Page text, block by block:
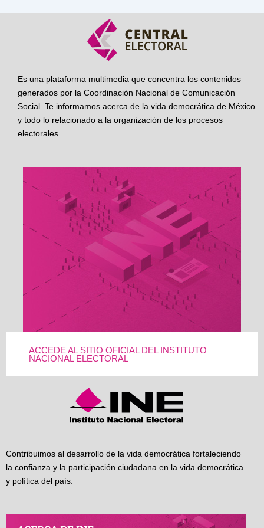
Es una plataforma multimedia que concentra los contenidos
generados por la Coordinación Nacional de Comunicación
Social. Te informamos acerca de la vida democrática de México
y todo lo relacionado a la organización de los procesos
electorales
ACCEDE AL SITIO OFICIAL DEL INSTITUTO
NACIONAL ELECTORAL
Contribuimos al desarrollo de la vida democrática fortaleciendo
la confianza y la participación ciudadana en la vida democrática
y política del país.